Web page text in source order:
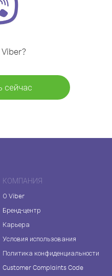
сейчас
КОМПАНИЯ
О Viber
Бренд-центр
Карьера
Условия использования
Политика конфиденциальности
Customer Complaints Code